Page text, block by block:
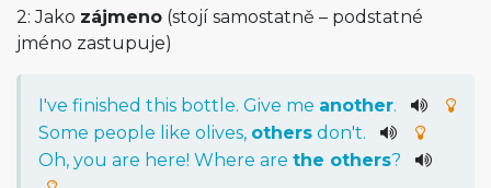
2: Jako zájmeno (stojí samostatně – podstatné
jméno zastupuje)
I've finished this bottle. Give me another.
Some people like olives, others don't.
Oh, you are here! Where are the others?